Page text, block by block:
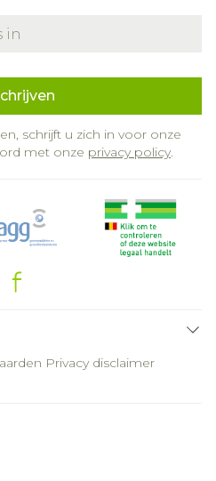
schrijft u zich in voor onze
met onze privacy policy.
Privacy disclaimer